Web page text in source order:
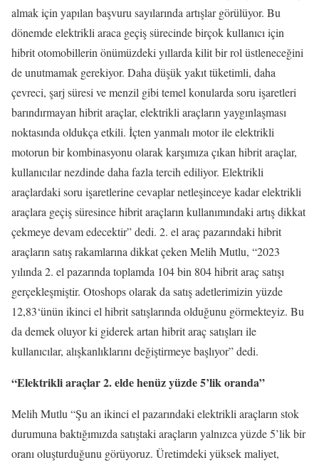
almak için yapılan başvuru sayılarında artışlar görülüyor. Bu
dönemde elektrikli araca geçiş sürecinde birçok kullanıcı için
hibrit otomobillerin önümüzdeki yıllarda kilit bir rol üstleneceğini
de unutmamak gerekiyor. Daha düşük yakıt tüketimli, daha
çevreci, şarj süresi ve menzil gibi temel konularda soru işaretleri
barındırmayan hibrit araçlar, elektrikli araçların yaygınlaşması
noktasında oldukça etkili. İçten yanmalı motor ile elektrikli
motorun bir kombinasyonu olarak karşımıza çıkan hibrit araçlar,
kullanıcılar nezdinde daha fazla tercih ediliyor. Elektrikli
araçlardaki soru işaretlerine cevaplar netleşinceye kadar elektrikli
araçlara geçiş süresince hibrit araçların kullanımındaki artış dikkat
çekmeye devam edecektir” dedi. 2. el araç pazarındaki hibrit
araçların satış rakamlarına dikkat çeken Melih Mutlu, “2023
yılında 2. el pazarında toplamda 104 bin 804 hibrit araç satışı
gerçekleşmiştir. Otoshops olarak da satış adetlerimizin yüzde
12,83‘ünün ikinci el hibrit satışlarında olduğunu görmekteyiz. Bu
da demek oluyor ki giderek artan hibrit araç satışları ile
kullanıcılar, alışkanlıklarını değiştirmeye başlıyor” dedi.
“Elektrikli araçlar 2. elde henüz yüzde 5’lik oranda”
Melih Mutlu “Şu an ikinci el pazarındaki elektrikli araçların stok
durumuna baktığımızda satıştaki araçların yalnızca yüzde 5’lik bir
oranı oluşturduğunu görüyoruz. Üretimdeki yüksek maliyet,